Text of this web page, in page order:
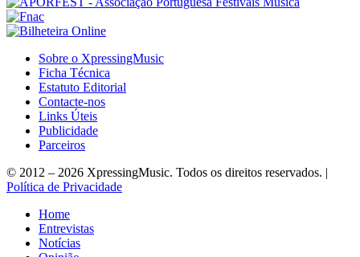
Sobre o XpressingMusic
Ficha Técnica
Estatuto Editorial
Contacte-nos
Links Úteis
Publicidade
Parceiros
© 2012 – 2026 XpressingMusic. Todos os direitos reservados. |
Política de Privacidade
Home
Entrevistas
Notícias